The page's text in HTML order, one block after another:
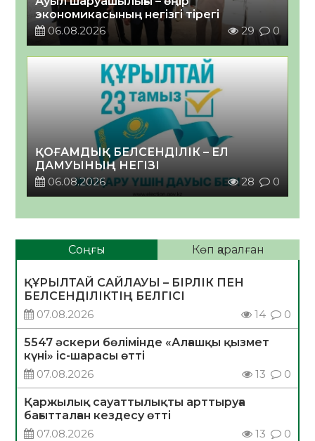
экономикасының негізгі тірегі
06.08.2026
29 0
ҚОҒАМДЫҚ БЕЛСЕНДІЛІК – ЕЛ
ДАМУЫНЫҢ НЕГІЗІ
06.08.2026
28 0
Соңғы Көп қаралған
ҚҰРЫЛТАЙ САЙЛАУЫ – БІРЛІК ПЕН
БЕЛСЕНДІЛІКТІҢ БЕЛГІСІ
07.08.2026
14 0
5547 әскери бөлімінде «Алғашқы қызмет
күні» іс-шарасы өтті
07.08.2026
13 0
Қаржылық сауаттылықты арттыруға
бағытталған кездесу өтті
07.08.2026
13 0